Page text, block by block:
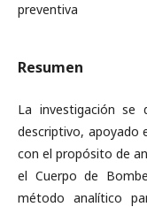
preventiva
Resumen
La investigación se
descriptivo, apoyado
con el propósito de
el Cuerpo de
método analítico